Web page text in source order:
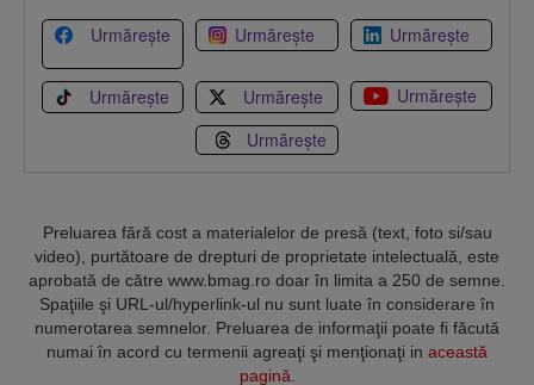
Urmărește Urmărește Urmărește
Urmărește Urmărește
Urmărește
Urmărește
Preluarea fără cost a materialelor de presă (text, foto si/sau
video), purtătoare de drepturi de proprietate intelectuală, este
aprobată de către www.bmag.ro doar în limita a 250 de semne.
Spaţiile şi URL-ul/hyperlink-ul nu sunt luate în considerare în
numerotarea semnelor. Preluarea de informaţii poate fi făcută
numai în acord cu termenii agreaţi şi menţionaţi in această
pagină.